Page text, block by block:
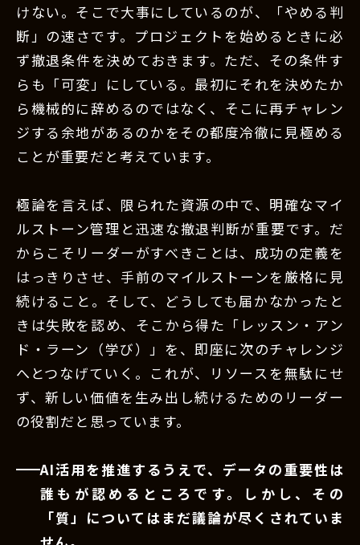
けない。そこで大事にしているのが、「やめる判
断」の速さです。プロジェクトを始めるときに必
ず撤退条件を決めておきます。ただ、その条件す
らも「可変」にしている。最初にそれを決めたか
ら機械的に辞めるのではなく、そこに再チャレン
ジする余地があるのかをその都度冷徹に見極める
ことが重要だと考えています。
極論を言えば、限られた資源の中で、明確なマイ
ルストーン管理と迅速な撤退判断が重要です。だ
からこそリーダーがすべきことは、成功の定義を
はっきりさせ、手前のマイルストーンを厳格に見
続けること。そして、どうしても届かなかったと
きは失敗を認め、そこから得た「レッスン・アン
ド・ラーン（学び）」を、即座に次のチャレンジ
へとつなげていく。これが、リソースを無駄にせ
ず、新しい価値を生み出し続けるためのリーダー
の役割だと思っています。
AI活用を推進するうえで、データの重要性は
誰もが認めるところです。しかし、その
「質」についてはまだ議論が尽くされていま